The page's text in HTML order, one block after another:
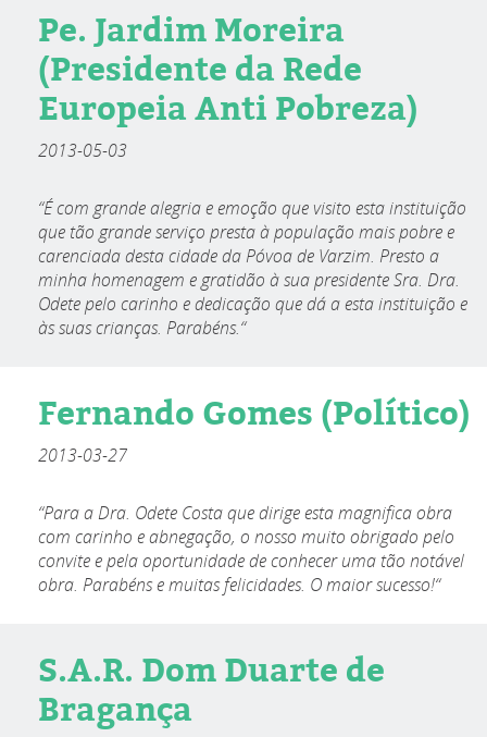
Pe. Jardim Moreira
(Presidente da Rede
Europeia Anti Pobreza)
2013-05-03
“É com grande alegria e emoção que visito esta instituição
que tão grande serviço presta à população mais pobre e
carenciada desta cidade da Póvoa de Varzim. Presto a
minha homenagem e gratidão à sua presidente Sra. Dra.
Odete pelo carinho e dedicação que dá a esta instituição e
às suas crianças. Parabéns.“
Fernando Gomes (Político)
2013-03-27
“Para a Dra. Odete Costa que dirige esta magnifica obra
com carinho e abnegação, o nosso muito obrigado pelo
convite e pela oportunidade de conhecer uma tão notável
obra. Parabéns e muitas felicidades. O maior sucesso!“
S.A.R. Dom Duarte de
Bragança